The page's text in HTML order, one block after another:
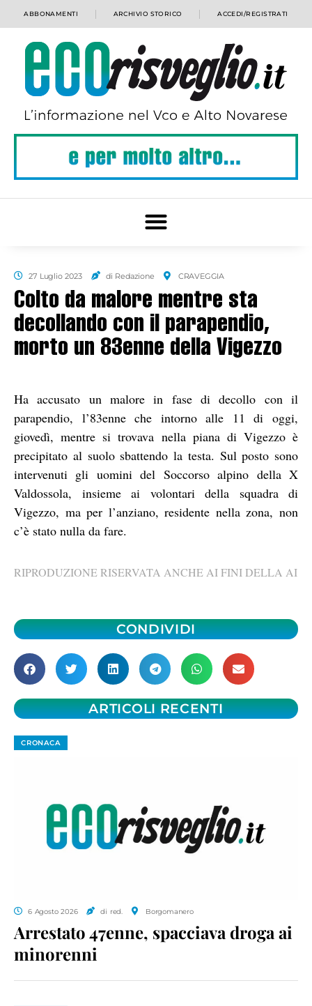
ABBONAMENTI ARCHIVIO STORICO ACCEDI/REGISTRATI
27 Luglio 2023 di Redazione CRAVEGGIA
Colto da malore mentre sta
decollando con il parapendio,
morto un 83enne della Vigezzo
Ha accusato un malore in fase di decollo con il
parapendio, l’83enne che intorno alle 11 di oggi,
giovedì, mentre si trovava nella piana di Vigezzo è
precipitato al suolo sbattendo la testa. Sul posto sono
intervenuti gli uomini del Soccorso alpino della X
Valdossola, insieme ai volontari della squadra di
Vigezzo, ma per l’anziano, residente nella zona, non
c’è stato nulla da fare.
RIPRODUZIONE RISERVATA ANCHE AI FINI DELLA AI
CONDIVIDI
ARTICOLI RECENTI
CRONACA
6 Agosto 2026 di red. Borgomanero
Arrestato 47enne, spacciava droga ai
minorenni